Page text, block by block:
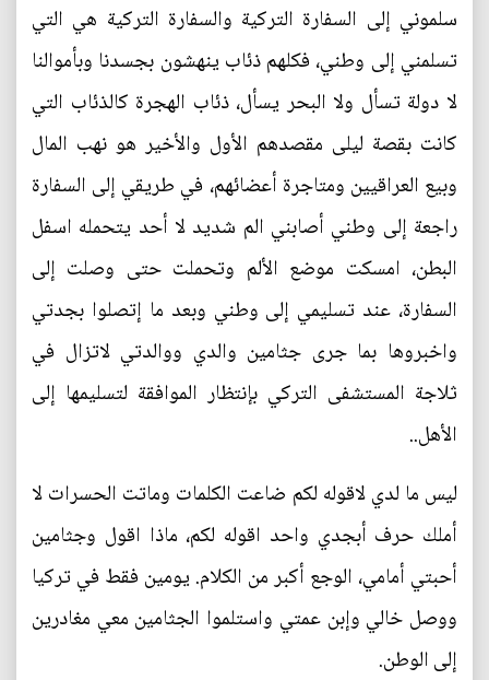
سلموني إلى السفارة التركية والسفارة التركية هي التي
تسلمني إلى وطني، فكلهم ذئاب ينهشون بجسدنا وبأموالنا
لا دولة تسأل ولا البحر يسأل، ذئاب الهجرة كالذئاب التي
كانت بقصة ليلى مقصدهم الأول والأخير هو نهب المال
وبيع العراقيين ومتاجرة أعضائهم، في طريقي إلى السفارة
راجعة إلى وطني أصابني الم شديد لا أحد يتحمله اسفل
البطن، امسكت موضع الألم وتحملت حتى وصلت إلى
السفارة، عند تسليمي إلى وطني وبعد ما إتصلوا بجدتي
واخبروها بما جرى جثامين والدي ووالدتي لاتزال في
ثلاجة المستشفى التركي بإنتظار الموافقة لتسليمها إلى
الأهل..
ليس ما لدي لاقوله لكم ضاعت الكلمات وماتت الحسرات لا
أملك حرف أبجدي واحد اقوله لكم، ماذا اقول وجثامين
أحبتي أمامي، الوجع أكبر من الكلام. يومين فقط في تركيا
ووصل خالي وإبن عمتي واستلموا الجثامين معي مغادرين
إلى الوطن.